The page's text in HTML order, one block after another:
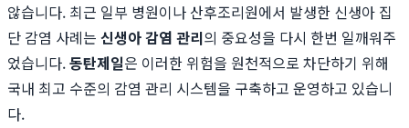
않습니다. 최근 일부 병원이나 산후조리원에서 발생한 신생아 집
단 감염 사례는 신생아 감염 관리의 중요성을 다시 한번 일깨워주
었습니다.동탄제일은 이러한 위험을 원천적으로 차단하기 위해
국내 최고 수준의 감염 관리 시스템을 구축하고 운영하고 있습니
다.